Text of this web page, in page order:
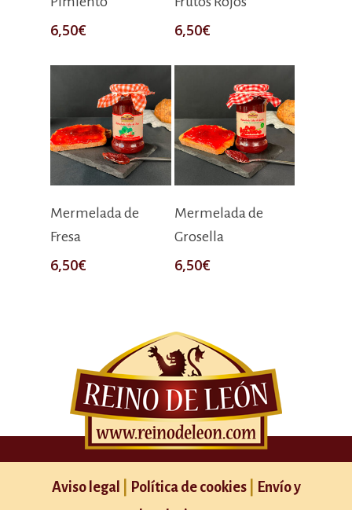
6,50€ 6,50€
Mermelada de
Fresa
6,50€
Mermelada de
Grosella
6,50€
Aviso legal Política de cookies|
Envío y